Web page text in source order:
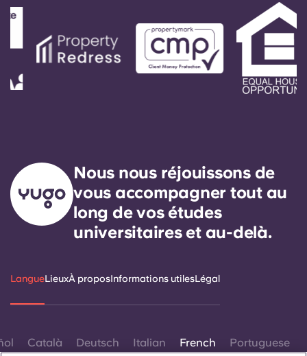
Nous nous réjouissons de
vous accompagner tout au
long de vos études
universitaires et au-delà.
LangueLieuxÀ proposInformations utilesLégal
Català Deutsch Italian French Portuguese